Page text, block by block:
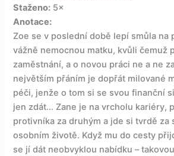
Staženo: 5×
Anotace:
Zoe se v poslední době lepí smůla na
vážně nemocnou matku, kvůli čemuž
zaměstnání, a o novou práci ne a ne
největším přáním je dopřát milované
péči, jenže o tom si se svou finanční
jen zdát… Zane je na vrcholu kariéry,
protivníka za druhým a jde si tvrdě za
osobním životě. Když mu do cesty
se jí dát neobvyklou nabídku –